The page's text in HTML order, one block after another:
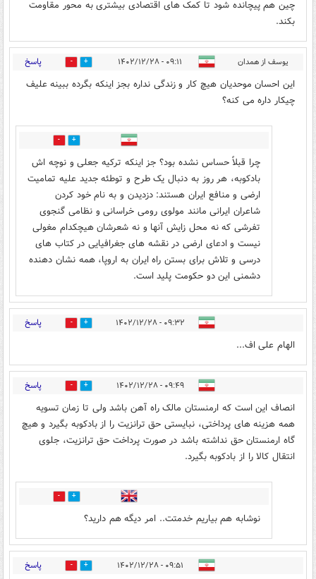
چین هم پیچانده شود تا کمک های اقتصادی بیشتری به محور مقاومت
بکند.
یوسف از همدان ۰۹:۱۱ - ۱۴۰۲/۱۲/۲۸ 10 پاسخ
این احسان موحدیان هیچ کار و زندگی نداره بجز اینکه بگرده ببینه علیف
چیکار داره می کنه؟
6
چرا قبلاً حساس نشده بود؟ جز اینکه ترکیه جعلی و نوچه اش
بادکوبه، هر روز به دنبال یک طرح و توطئه جدید علیه تمامیت
ارضی و منافع ایران هستند: دزدیدن و به نام خود کردن
شاعران ایرانی مانند مولوی رومی خراسانی و نظامی گنجوی
تفرشی که نه محل زایش آنها و نه شعرشان هیچکدام مغولی
نیست و ادعای ارضی در نقشه های جغرافیایی در کتاب های
درسی و تلاش برای بستن راه ایران به اروپا، همه نشان دهنده
دشمنی این دو حکومت پلید است.
۰۹:۳۲ - ۱۴۰۲/۱۲/۲۸ 14 پاسخ
الهام علی اف...
۰۹:۴۹ - ۱۴۰۲/۱۲/۲۸ 0 پاسخ
انصاف این است که ارمنستان مالک راه آهن باشد ولی تا زمان تسویه
همه هزینه های پرداختی، نبایستی حق ترانزیت را از بادکوبه بگیرد و هیچ
گاه ارمنستان حق نداشته باشد در صورت پرداخت حق ترانزیت، جلوی
انتقال کالا را از بادکوبه بگیرد.
4
نوشابه هم بیاریم خدمتت.. امر دیگه هم دارید؟
۰۹:۵۱ - ۱۴۰۲/۱۲/۲۸ 8 پاسخ